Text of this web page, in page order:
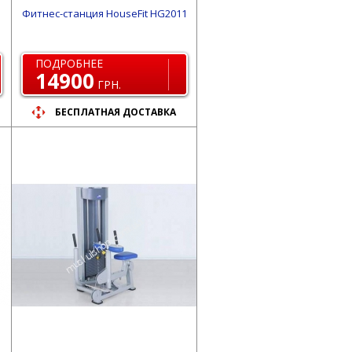
Фитнес-станция HouseFit HG2011
ПОДРОБНЕЕ
14900 ГРН.
БЕСПЛАТНАЯ ДОСТАВКА